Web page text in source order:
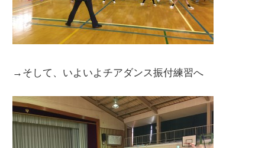
→そして、いよいよチアダンス振付練習へ